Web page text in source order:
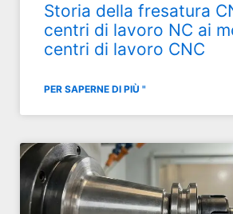
Storia della fresatura
centri di lavoro NC ai
centri di lavoro CNC
PER SAPERNE DI PIÙ "